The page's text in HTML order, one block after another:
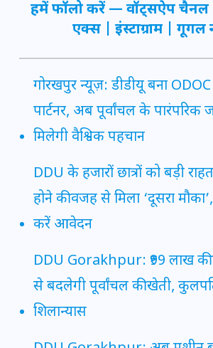
हमें फॉलो करें — वॉट्सऐप चैनल
एक्स
इंस्टाग्राम गूगल
गोरखपुर न्यूज़: डीडीयू बना
पार्टनर, अब पूर्वांचल के पारंपरिक
मिलेगी वैश्विक पहचान
DDU के हजारों छात्रों को बड़ी
होने की वजह से मिला ‘दूसरा
करें आवेदन
DDU Gorakhpur: ₹99 लाख की
से बदलेगी पूर्वांचल की खेती,
शिलान्यास